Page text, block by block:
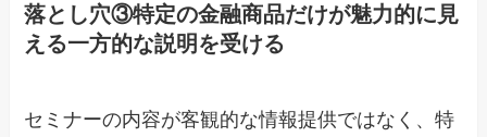
落とし穴③特定の金融商品だけが魅力的に見
える一方的な説明を受ける
セミナーの内容が客観的な情報提供ではなく、特